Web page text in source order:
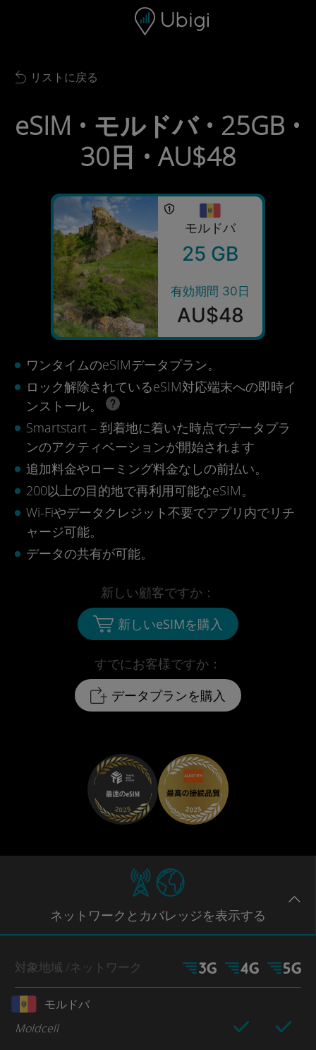
ナビゲーションバー フッター
Back to list
リストに戻る
eSIM • モルドバ • 25GB •
30日 • AU$48
モルドバ
25 GB
有効期間 30日
AU$48
ワンタイムのeSIMデータプラン。
ロック解除されているeSIM対応端末への即時イ
ンストール。
Smartstart – 到着地に着いた時点でデータプラ
ンのアクティベーションが開始されます
追加料金やローミング料金なしの前払い。
200以上の目的地で再利用可能なeSIM。
Wi-Fiやデータクレジット不要でアプリ内でリチ
ャージ可能。
データの共有が可能。
すでにお客様ですか：
データプランを購入
新しい顧客ですか：
新しいeSIMを購入
ネットワークとカバレッジを表示する
対象地域 /ネットワーク
モルドバ
Moldcell